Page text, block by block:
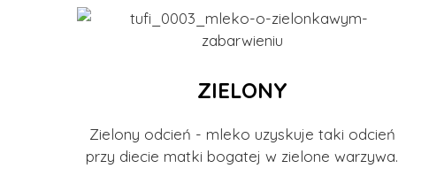
ZIELONY
Zielony odcień - mleko uzyskuje taki odcień
przy diecie matki bogatej w zielone warzywa.